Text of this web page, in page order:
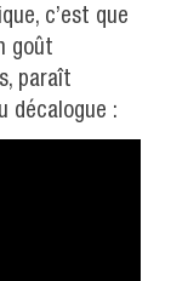
c’est que
goût
paraît
décalogue :